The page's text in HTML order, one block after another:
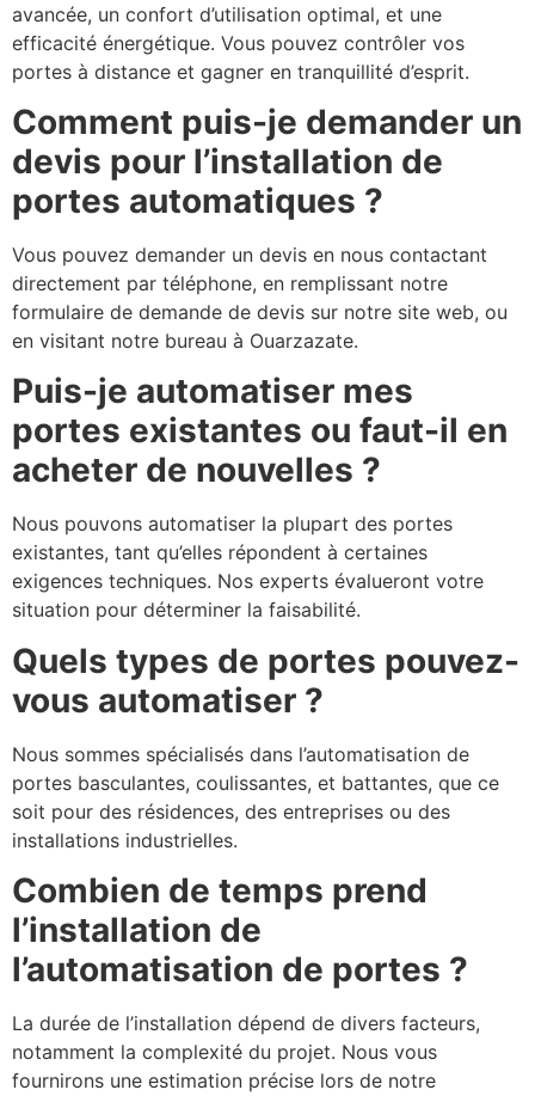
avancée, un confort d’utilisation optimal, et une
efficacité énergétique. Vous pouvez contrôler vos
portes à distance et gagner en tranquillité d’esprit.
Comment puis-je demander un
devis pour l’installation de
portes automatiques ?
Vous pouvez demander un devis en nous contactant
directement par téléphone, en remplissant notre
formulaire de demande de devis sur notre site web, ou
en visitant notre bureau à Ouarzazate.
Puis-je automatiser mes
portes existantes ou faut-il en
acheter de nouvelles ?
Nous pouvons automatiser la plupart des portes
existantes, tant qu’elles répondent à certaines
exigences techniques. Nos experts évalueront votre
situation pour déterminer la faisabilité.
Quels types de portes pouvez-
vous automatiser ?
Nous sommes spécialisés dans l’automatisation de
portes basculantes, coulissantes, et battantes, que ce
soit pour des résidences, des entreprises ou des
installations industrielles.
Combien de temps prend
l’installation de
l’automatisation de portes ?
La durée de l’installation dépend de divers facteurs,
notamment la complexité du projet. Nous vous
fournirons une estimation précise lors de notre